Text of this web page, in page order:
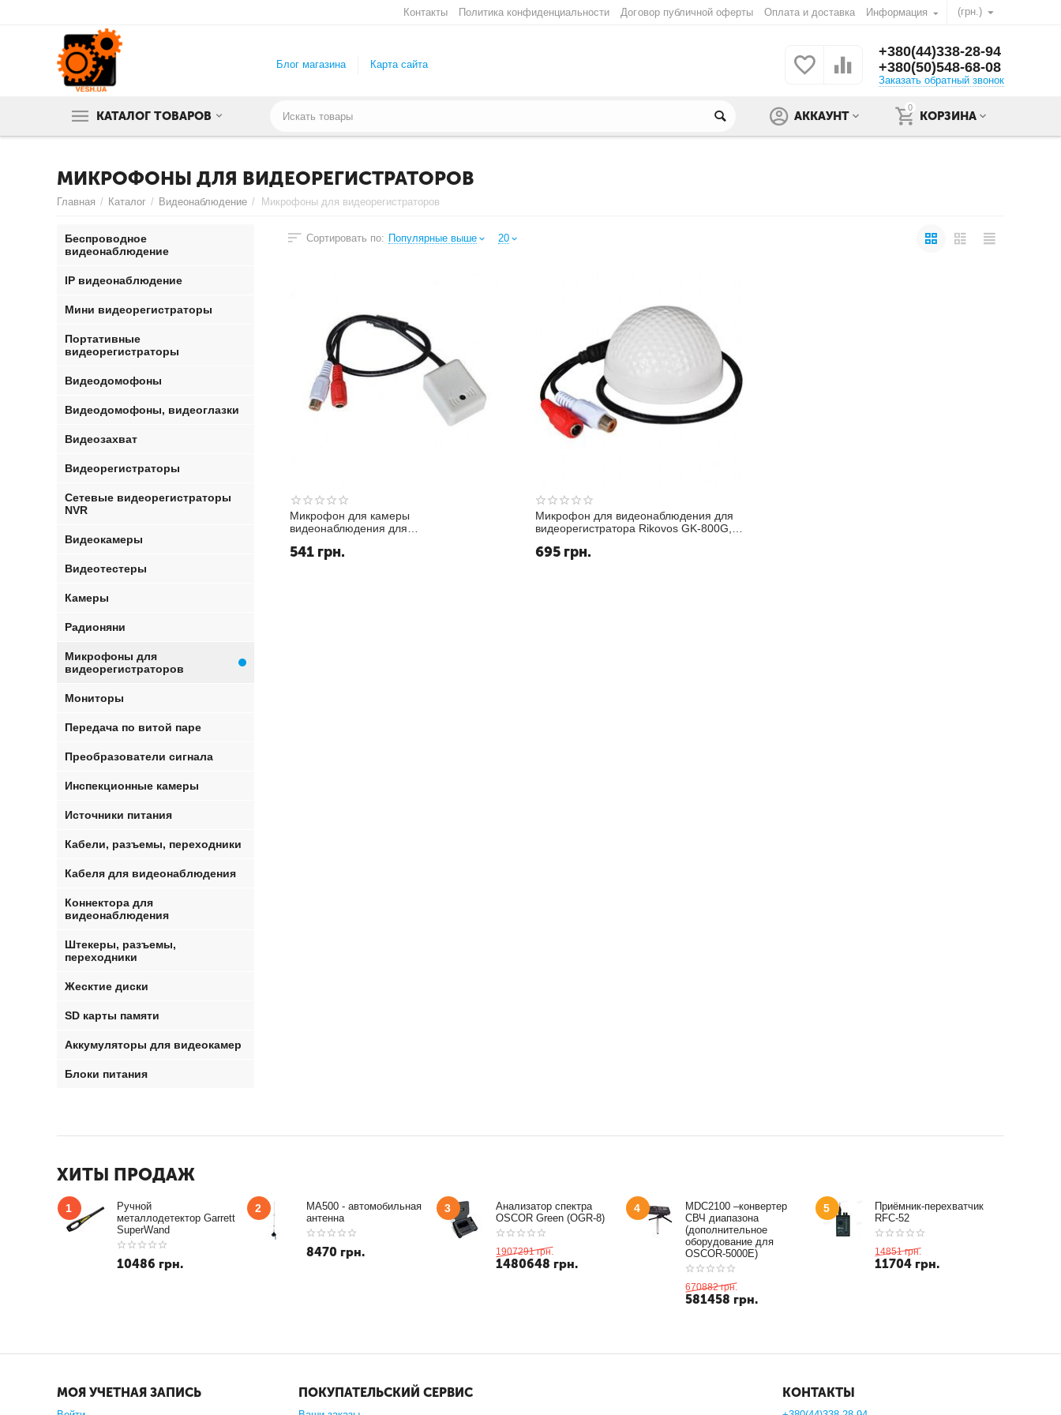
(грн.)
Контакты Политика конфиденциальности Договор публичной оферты Оплата и доставка Информация
Блог магазина Карта сайта
+380(44)338-28-94
+380(50)548-68-08
Заказать обратный звонок
КАТАЛОГ ТОВАРОВ
0
КОРЗИНА
АККАУНТ
МИКРОФОНЫ ДЛЯ ВИДЕОРЕГИСТРАТОРОВ
Главная / Каталог / Видеонаблюдение / Микрофоны для видеорегистраторов
Сортировать по: Популярные выше 20
Микрофон для камеры
видеонаблюдения для
502C, активный
541 грн.
Микрофон для видеонаблюдения для
видеорегистратора Rikovos GK-800G,
695 грн.
Беспроводное
видеонаблюдение
IP видеонаблюдение
Мини видеорегистраторы
Портативные
видеорегистраторы
Видеодомофоны
Видеодомофоны, видеоглазки
Видеозахват
Видеорегистраторы
Сетевые видеорегистраторы
NVR
Видеокамеры
Видеотестеры
Камеры
Радионяни
Микрофоны для
видеорегистраторов
Мониторы
Передача по витой паре
Преобразователи сигнала
Инспекционные камеры
Источники питания
Кабели, разъемы, переходники
Кабеля для видеонаблюдения
Коннектора для
видеонаблюдения
Штекеры, разъемы,
переходники
Жесктие диски
SD карты памяти
Аккумуляторы для видеокамер
Блоки питания
ХИТЫ ПРОДАЖ
1
Ручной
металлодетектор Garrett
SuperWand
10486 грн.
2
MA500 - автомобильная
антенна
8470 грн.
3
Анализатор спектра
OSCOR Green (OGR-8)
1907291 грн.
1480648 грн.
4
MDC2100 –конвертер
СВЧ диапазона
(дополнительное
оборудование для
OSCOR-5000E)
670882 грн.
581458 грн.
5
Приёмник-перехватчик
RFC-52
14851 грн.
11704 грн.
МОЯ УЧЕТНАЯ ЗАПИСЬ ПОКУПАТЕЛЬСКИЙ СЕРВИС КОНТАКТЫ